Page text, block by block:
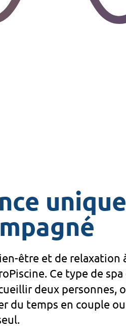
être et de relaxation
Ce type de
deux personnes,
du temps en couple